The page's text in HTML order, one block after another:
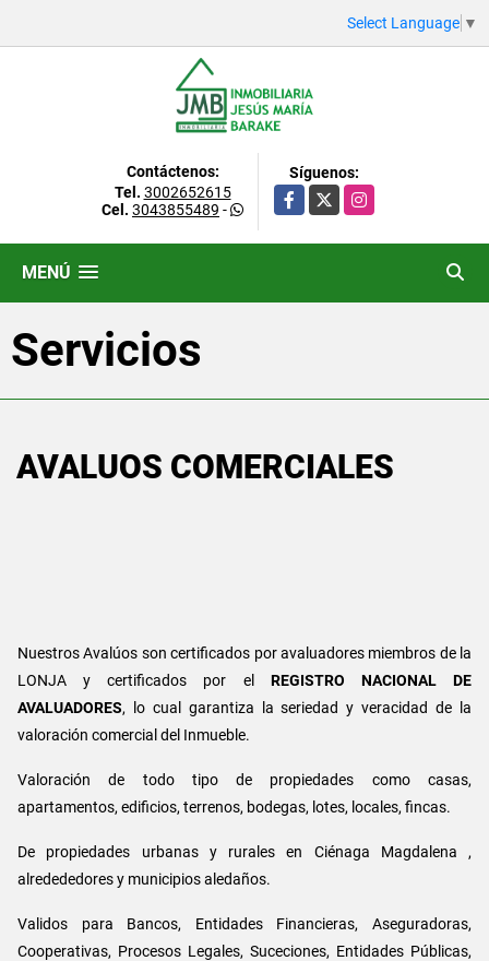
Select Language ▼
Contáctenos:
Tel. 3002652615
Cel. 3043855489 -
Síguenos:
Facebook
X Instagram
MENÚ
Servicios
AVALUOS COMERCIALES
Nuestros Avalúos son certificados por avaluadores miembros de la
LONJA y certificados por el
REGISTRO NACIONAL DE
AVALUADORES, lo cual garantiza la seriedad y veracidad de la
valoración comercial del Inmueble.
Valoración de todo tipo de propiedades como casas,
apartamentos, edificios, terrenos, bodegas, lotes, locales, fincas.
De propiedades urbanas y rurales en Ciénaga Magdalena ,
alredededores y municipios aledaños.
Validos para Bancos, Entidades Financieras, Aseguradoras,
Cooperativas, Procesos Legales, Suceciones, Entidades Públicas,